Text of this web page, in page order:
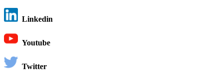
Linkedin
Youtube
Twitter